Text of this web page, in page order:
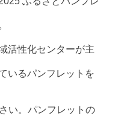
活性化センターが主
いるパンフレットを
い。パンフレットの